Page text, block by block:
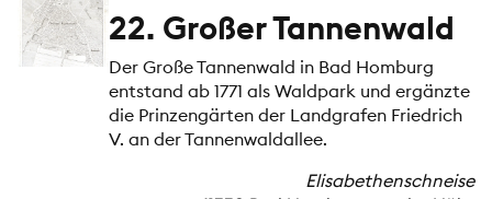
22. Großer Tannenwald
Der Große Tannenwald in Bad Homburg
entstand ab 1771 als Waldpark und ergänzte
die Prinzengärten der Landgrafen Friedrich
V. an der Tannenwaldallee.
Elisabethenschneise